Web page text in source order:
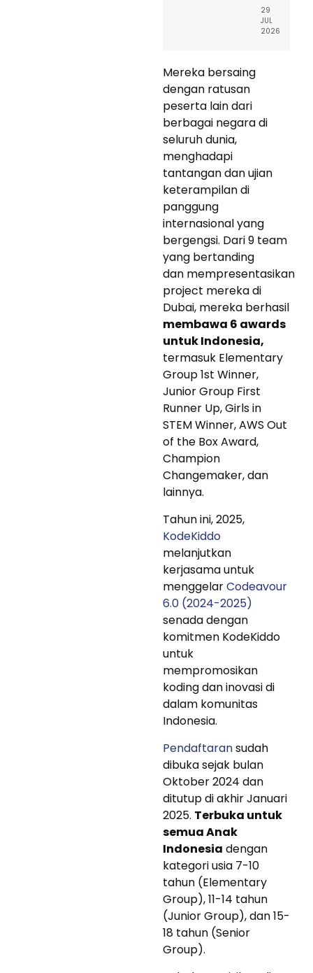
29
JUL
2026
Mereka bersaing
dengan ratusan
peserta lain dari
berbagai negara di
seluruh dunia,
menghadapi
tantangan dan ujian
keterampilan di
panggung
internasional yang
bergengsi. Dari 9 team
yang bertanding
dan mempresentasikan
project mereka di
Dubai, mereka berhasil
membawa 6 awards
untuk Indonesia,
termasuk Elementary
Group 1st Winner,
Junior Group First
Runner Up, Girls in
STEM Winner, AWS Out
of the Box Award,
Champion
Changemaker, dan
lainnya.
Tahun ini, 2025,
KodeKiddo
melanjutkan
kerjasama untuk
menggelarCodeavour
6.0 (2024-2025)
senada dengan
komitmen KodeKiddo
untuk
mempromosikan
koding dan inovasi di
dalam komunitas
Indonesia.
Pendaftaransudah
dibuka sejak bulan
Oktober 2024 dan
ditutup di akhir Januari
2025. Terbuka untuk
semua Anak
Indonesia dengan
kategori usia 7-10
tahun (Elementary
Group), 11-14 tahun
(Junior Group), dan 15-
18 tahun (Senior
Group).